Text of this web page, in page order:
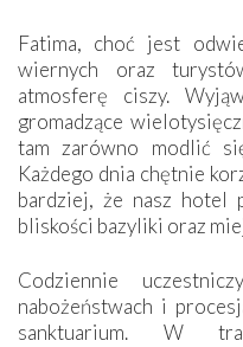
Fatima, choć jest
wiernych oraz
atmosferę ciszy.
gromadzące
tam zarówno modlić
Każdego dnia chętnie
bardziej, że nasz hotel
bliskości bazyliki oraz
Codziennie
nabożeństwach i
sanktuarium. W